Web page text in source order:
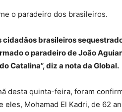
o paradeiro dos brasileiros.
cidadãos brasileiros
o paradeiro de João
Catalina”, diz a nota da Global.
desta quinta-feira, foram
Mohamad El Kadri, de 62